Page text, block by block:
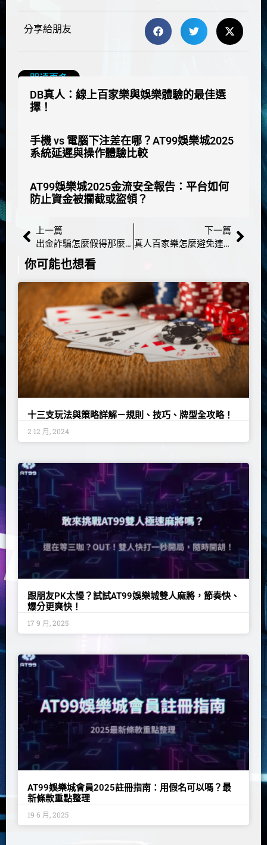
分享給朋友
閱讀更多
DB真人：線上百家樂與娛樂體驗的最佳選
擇！
手機 vs 電腦下注差在哪？AT99娛樂城2025
系統延遲與操作體驗比較
AT99娛樂城2025金流安全報告：平台如何
防止資金被攔截或盜領？
上一篇
出金詐騙怎麼假得那麼像？AT99娛樂城拆解2026高仿流程陷阱
下一篇
真人百家樂怎麼避免連輸？AT99娛樂城解析2026穩定打法
你可能也想看
十三支玩法與策略詳解－規則、技巧、牌型全攻略！
2 12 月, 2024
跟朋友PK太慢？試試AT99娛樂城雙人麻將，節奏快、
爆分更爽快！
17 9 月, 2025
AT99娛樂城會員2025註冊指南：用假名可以嗎？最
新條款重點整理
19 6 月, 2025